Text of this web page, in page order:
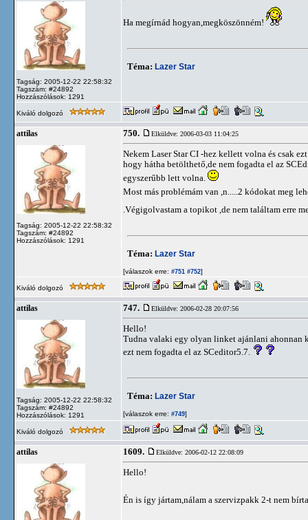
Tagság: 2005-12-22 22:58:32
Tagszám: #24892
Hozzászólások: 1291
Ha megírnád hogyan,megköszönném!
Téma: Lazer Star
Kiváló dolgozó
attilas
Tagság: 2005-12-22 22:58:32
Tagszám: #24892
Hozzászólások: 1291
750. Elküldve: 2006-03-03 11:04:25
Nekem Laser Star CI -hez kellett volna és csak
hogy hátha betölthető,de nem fogadta el az
egyszerűbb lett volna.
Most más problémám van ,n.....2 kódokat meg
.Végigolvastam a topikot ,de nem találtam erre
Téma: Lazer Star
[válaszok erre: #751 #752]
Kiváló dolgozó
attilas
Tagság: 2005-12-22 22:58:32
Tagszám: #24892
Hozzászólások: 1291
747. Elküldve: 2006-02-28 20:07:56
Hello!
Tudna valaki egy olyan linket ajánlani ahonnan
ezt nem fogadta el az SCeditor5.7.
Téma: Lazer Star
[válaszok erre: #749]
Kiváló dolgozó
attilas 1609. Elküldve: 2006-02-12 22:08:09
Hello!
Én is így jártam,nálam a szervizpakk 2-t nem